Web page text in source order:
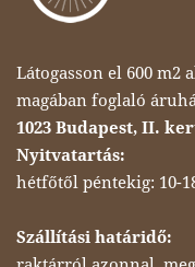
Látogasson el 600 m2
magában foglaló
1023 Budapest, II.
Nyitvatartás:
hétfőtől péntekig: 10-
Szállítási határidő: